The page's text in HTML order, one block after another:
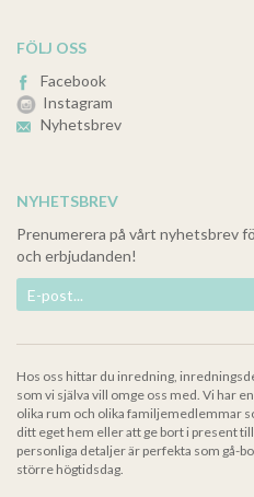
FÖLJ OSS
Facebook
Instagram
Nyhetsbrev
NYHETSBREV
Prenumerera på vårt nyhetsbrev
och erbjudanden!
Hos oss hittar du inredning,
som vi själva vill omge oss med. Vi har
olika rum och olika familjemedlemmar
ditt eget hem eller att ge bort i present
personliga detaljer är perfekta som gå-
större högtidsdag.